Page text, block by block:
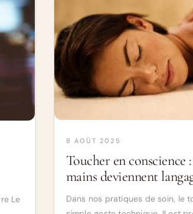
Le
8 AOÛT 2025
Toucher en conscience
mains deviennent
Dans nos pratiques de soin, le